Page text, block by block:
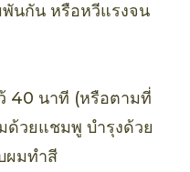
พันกัน หรือหวีแรงจน
40 นาที (หรือตามที่
วยแชมพู บำรุงด้วย
ผมทำสี